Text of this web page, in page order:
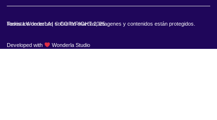
Revista WonderLA | © COPYRIGHT 2025
Todos los derechos sobre las marcas, imagenes y contenidos están protegidos.
Developed with Wonderla Studio